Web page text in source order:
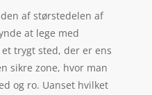
af størstedelen af
at lege med
trygt sted, der er ens
sikre zone, hvor man
og ro. Uanset hvilket